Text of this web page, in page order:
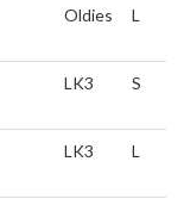
Oldies L
LK3 S
LK3 L